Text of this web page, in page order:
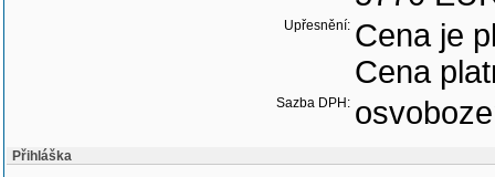
Upřesnění: Cena je
Cena
Sazba DPH:
Přihláška